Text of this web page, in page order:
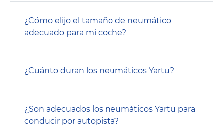
¿Cómo elijo el tamaño de neumático
adecuado para mi coche?
¿Cuánto duran los neumáticos Yartu?
¿Son adecuados los neumáticos Yartu para
conducir por autopista?